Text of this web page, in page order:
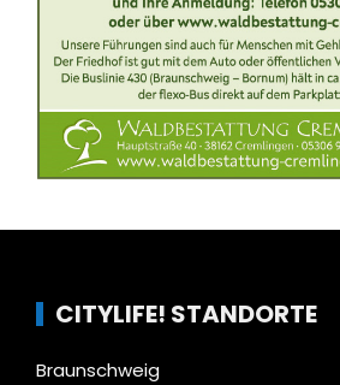
CITYLIFE! STANDORTE
Braunschweig